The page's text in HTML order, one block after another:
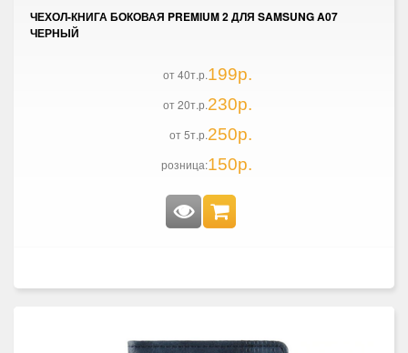
ЧЕХОЛ-КНИГА БОКОВАЯ PREMIUM 2 ДЛЯ SAMSUNG A07
ЧЕРНЫЙ
от 40т.р.199р.
от 20т.р.230р.
от 5т.р.250р.
розница:150р.